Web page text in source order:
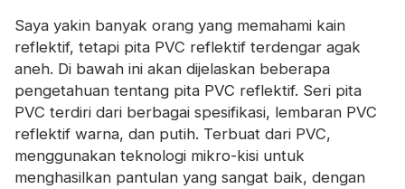
Kain Reflektif Mode
Pakaian Keamanan
Bahan Menyala Dalam Gelap
Pemangkasan Pencucian Industri
Tentang CHINASTARS
Saya yakin banyak orang yang memahami kain
reflektif, tetapi pita PVC reflektif terdengar agak
aneh. Di bawah ini akan dijelaskan beberapa
pengetahuan tentang pita PVC reflektif. Seri pita
PVC terdiri dari berbagai spesifikasi, lembaran PVC
reflektif warna, dan putih. Terbuat dari PVC,
menggunakan teknologi mikro-kisi untuk
menghasilkan pantulan yang sangat baik, dengan